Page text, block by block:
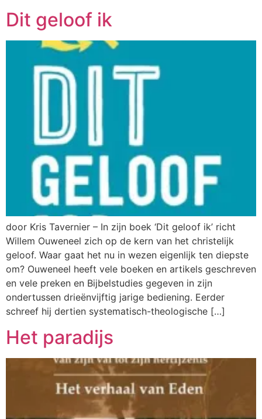
Dit geloof ik
door Kris Tavernier – In zijn boek ‘Dit geloof ik’ richt
Willem Ouweneel zich op de kern van het christelijk
geloof. Waar gaat het nu in wezen eigenlijk ten diepste
om? Ouweneel heeft vele boeken en artikels geschreven
en vele preken en Bijbelstudies gegeven in zijn
ondertussen drieënvijftig jarige bediening. Eerder
schreef hij dertien systematisch-theologische […]
Het paradijs